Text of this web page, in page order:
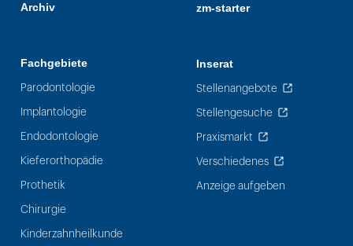
Archiv
Fachgebiete
Parodontologie
Implantologie
Endodontologie
Kieferorthopädie
Prothetik
Chirurgie
Kinderzahnheilkunde
zm-starter
Inserat
Stellenangebote
Stellengesuche
Praxismarkt
Verschiedenes
Anzeige aufgeben